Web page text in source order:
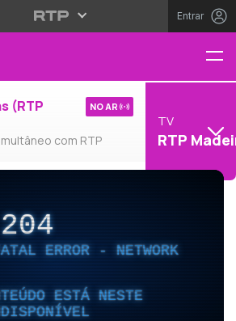
Entrar
(RTP
com RTP
NO AR
TV
RTP
204
ERROR - NETWORK
ESTÁ NESTE